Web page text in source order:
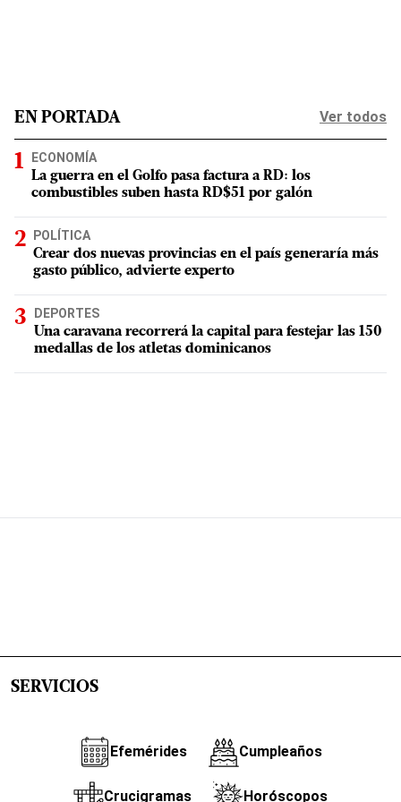
EN PORTADA Ver todos
ECONOMÍA
La guerra en el Golfo pasa factura a RD: los
combustibles suben hasta RD$51 por galón
POLÍTICA
Crear dos nuevas provincias en el país generaría más
gasto público, advierte experto
DEPORTES
Una caravana recorrerá la capital para festejar las 150
medallas de los atletas dominicanos
SERVICIOS
Efemérides Cumpleaños
Crucigramas Horóscopos